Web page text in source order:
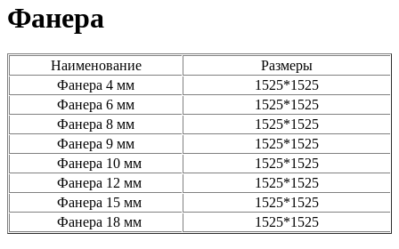
Фанера
Наименование
Размеры
Фанера 4 мм
1525*1525
Фанера 6 мм
1525*1525
Фанера 8 мм
1525*1525
Фанера 9 мм
1525*1525
Фанера 10 мм
1525*1525
Фанера 12 мм
1525*1525
Фанера 15 мм
1525*1525
Фанера 18 мм
1525*1525